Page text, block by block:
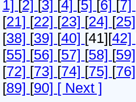
1] [2] [3] [4] [5] [6] [7]
[21] [22] [23] [24] [25]
[38] [39] [40] [41][42]
[55] [56] [57] [58] [59]
[72] [73] [74] [75] [76]
[89] [90] [ Next ]